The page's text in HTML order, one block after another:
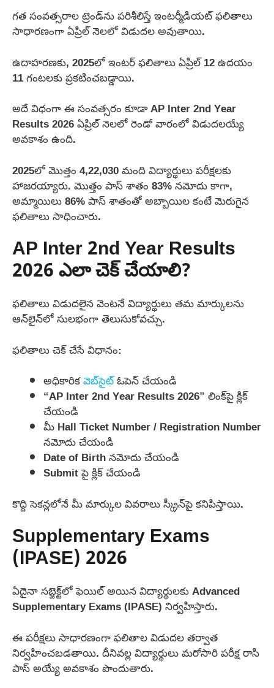
గత సంవత్సరాల ట్రెండ్‌ను పరిశీలిస్తే ఇంటర్మీడియట్ ఫలితాలు
సాధారణంగా ఏప్రిల్ నెలలో విడుదల అవుతాయి.
ఉదాహరణకు, 2025లో ఇంటర్ ఫలితాలు ఏప్రిల్ 12 ఉదయం
11 గంటలకు ప్రకటించబడ్డాయి.
అదే విధంగా ఈ సంవత్సరం కూడా AP Inter 2nd Year
Results 2026 ఏప్రిల్ నెలలో రెండో వారంలో విడుదలయ్యే
అవకాశం ఉంది.
2025లో మొత్తం 4,22,030 మంది విద్యార్థులు పరీక్షలకు
హాజరయ్యారు. మొత్తం పాస్ శాతం 83% నమోదు కాగా,
అమ్మాయిలు 86% పాస్ శాతంతో అబ్బాయిల కంటే మెరుగైన
ఫలితాలు సాధించారు.
AP Inter 2nd Year Results
2026 ఎలా చెక్ చేయాలి?
ఫలితాలు విడుదలైన వెంటనే విద్యార్థులు తమ మార్కులను
ఆన్‌లైన్‌లో సులభంగా తెలుసుకోవచ్చు.
ఫలితాలు చెక్ చేసే విధానం:
అధికారికవెబ్‌సైట్ఓపెన్ చేయండి
“AP Inter 2nd Year Results 2026” లింక్‌పై క్లిక్
చేయండి
మీ Hall Ticket Number / Registration Number
నమోదు చేయండి
Date of Birth నమోదు చేయండి
Submit పై క్లిక్ చేయండి
కొద్ది సెకన్లలోనే మీ మార్కుల వివరాలు స్క్రీన్‌పై కనిపిస్తాయి.
Supplementary Exams
(IPASE) 2026
ఏదైనా సబ్జెక్ట్‌లో ఫెయిల్ అయిన విద్యార్థులకు Advanced
Supplementary Exams (IPASE) నిర్వహిస్తారు.
ఈ పరీక్షలు సాధారణంగా ఫలితాల విడుదల తర్వాత
నిర్వహించబడతాయి. దీనివల్ల విద్యార్థులు మరోసారి పరీక్ష రాసి
పాస్ అయ్యే అవకాశం పొందుతారు.